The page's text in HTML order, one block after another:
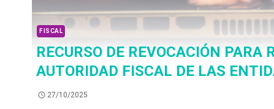
FISCAL
RECURSO DE REVOCACIÓN
AUTORIDAD FISCAL DE LAS
27/10/2025